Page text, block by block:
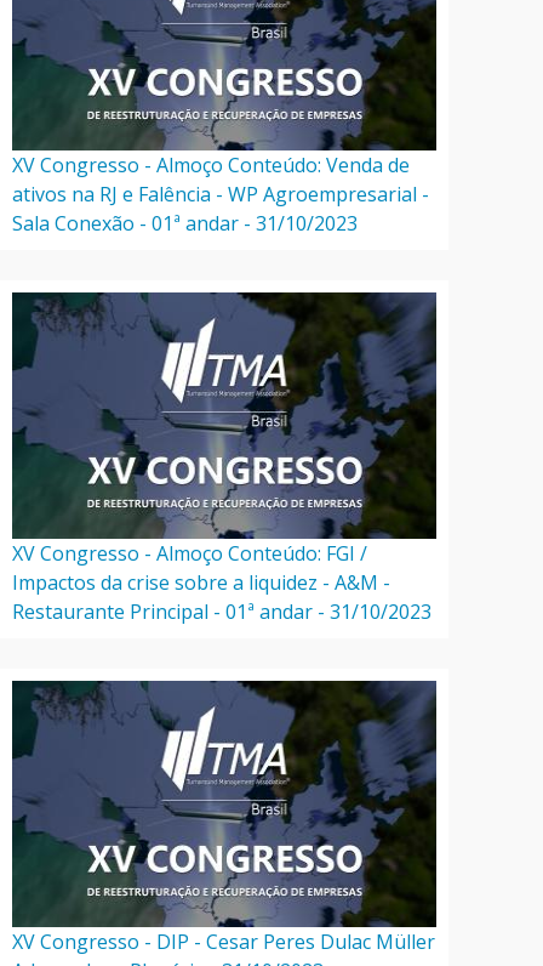
XV Congresso - Almoço Conteúdo: Venda de
ativos na RJ e Falência - WP Agroempresarial -
Sala Conexão - 01ª andar - 31/10/2023
XV Congresso - Almoço Conteúdo: FGI /
Impactos da crise sobre a liquidez - A&M -
Restaurante Principal - 01ª andar - 31/10/2023
XV Congresso - DIP - Cesar Peres Dulac Müller